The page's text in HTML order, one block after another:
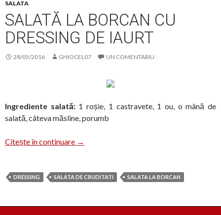
SALATA
SALATĂ LA BORCAN CU
DRESSING DE IAURT
28/05/2016 GHIOCEL07 UN COMENTARIU
Ingrediente salată:1 roșie, 1 castravete, 1 ou, o mână de
salată, câteva măsline, porumb
Citește în continuare Salată la borcan cu dressing de iaurt
→
DRESSING SALATA DE CRUDITATI SALATA LA BORCAN